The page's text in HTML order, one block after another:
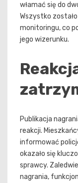
włamać się do
Wszystko
monitoringu, co
jego wizerunku.
Publikacja
reakcji.
informować
okazało się
sprawcy.
nagrania,